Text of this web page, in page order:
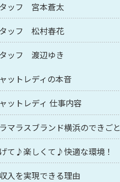
ッフ 宮本蒼太
ッフ 松村春花
ッフ 渡辺ゆき
ットレディの本音
ットレディ 仕事内容
マラスブランド横浜のできごと
て♪楽しくて♪快適な環境！
入を実現できる理由